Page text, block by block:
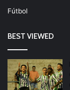
Fútbol
BEST VIEWED